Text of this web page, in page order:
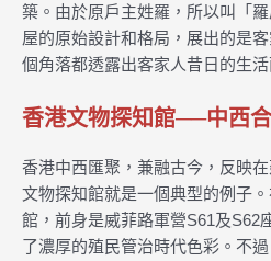
築。由於原戶主姓羅，所以叫「
屋的原始設計和格局，展出的是
個角落都透露出客家人昔日的生活
香港文物探知館──中西
香港中西匯聚，兼融古今，反映
文物探知館就是一個典型的例子
館，前身是威菲路軍營S61及S62
了濃厚的殖民管治時代色彩。不